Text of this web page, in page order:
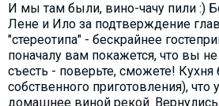
И мы там были, вино-чачу пили :)
Лене и Ило за подтверждение
"стереотипа" - бескрайнее
поначалу вам покажется, что вы
съесть - поверьте, сможете! Кухня
собственного приготовления), что
домашнее виной рекой. Вернулись